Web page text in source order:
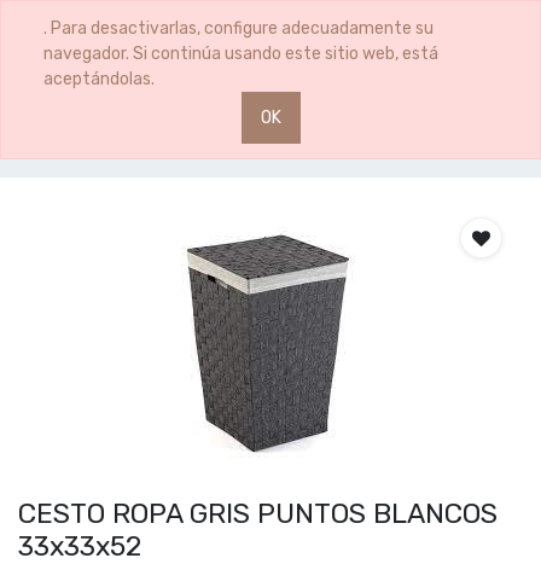
. Para desactivarlas, configure adecuadamente su
navegador. Si continúa usando este sitio web, está
aceptándolas.
OK
0 0
CESTO ROPA GRIS PUNTOS BLANCOS 33x33x52
CESTO ROPA GRIS PUNTOS BLANCOS
33x33x52